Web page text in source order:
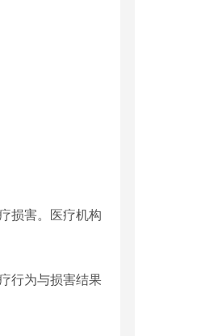
损害。医疗机构
行为与损害结果